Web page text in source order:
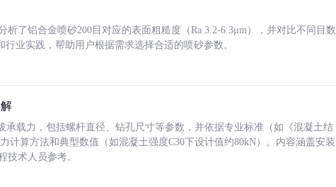
了铝合金喷砂200目对应的表面粗糙度（Ra 3.2-6.3μm），并对比不同目数
业实践，帮助用户根据需求选择合适的喷砂参数。
承载力，包括螺杆直径、钻孔尺寸等参数，并依据专业标准（如《混凝土结
计算方法和典型数值（如混凝土强度C30下设计值约80kN）。内容涵盖安装
技术人员参考。